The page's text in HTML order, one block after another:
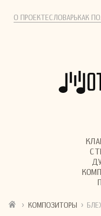
О ПРОЕКТЕСЛОВАРЬКАК
› КОМПОЗИТОРЫ ›